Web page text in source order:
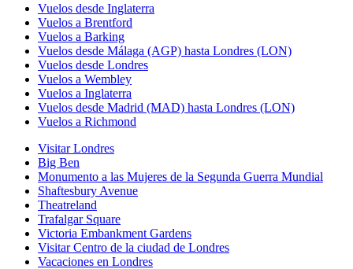
Vuelos desde Inglaterra
Vuelos a Brentford
Vuelos a Barking
Vuelos desde Málaga (AGP) hasta Londres (LON)
Vuelos desde Londres
Vuelos a Wembley
Vuelos a Inglaterra
Vuelos desde Madrid (MAD) hasta Londres (LON)
Vuelos a Richmond
Visitar Londres
Big Ben
Monumento a las Mujeres de la Segunda Guerra Mundial
Shaftesbury Avenue
Theatreland
Trafalgar Square
Victoria Embankment Gardens
Visitar Centro de la ciudad de Londres
Vacaciones en Londres